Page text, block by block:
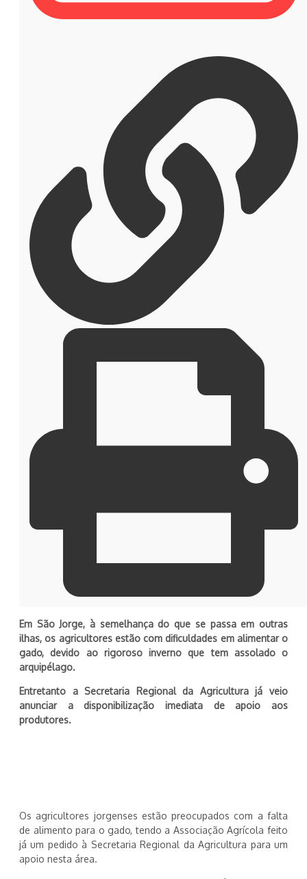
Em São Jorge, à semelhança do que se passa em outras
ilhas, os agricultores estão com dificuldades em alimentar o
gado, devido ao rigoroso inverno que tem assolado o
arquipélago.
Entretanto a Secretaria Regional da Agricultura já veio
anunciar a disponibilização imediata de apoio aos
produtores.
Os agricultores jorgenses estão preocupados com a falta
de alimento para o gado, tendo a Associação Agrícola feito
já um pedido à Secretaria Regional da Agricultura para um
apoio nesta área.